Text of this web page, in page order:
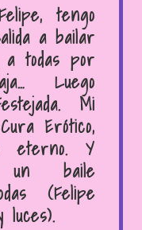
tengo
a bailar
todas por
Luego
Mi
Erótico,
eterno. Y
un baile
(Felipe
luces).